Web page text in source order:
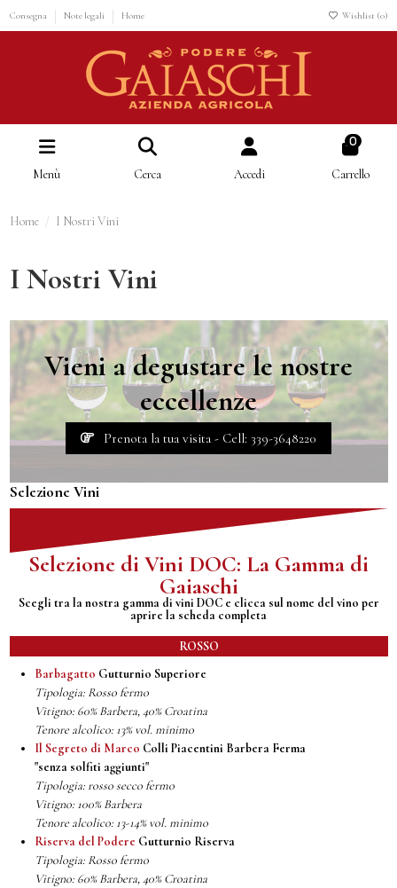
Consegna Note legali Home Wishlist (0)
Menù Cerca Accedi
0
Carrello
Home I Nostri Vini
I Nostri Vini
Vieni a degustare le nostre
eccellenze
Prenota la tua visita - Cell: 339-3648220
Selezione Vini
Selezione di Vini DOC: La Gamma di
Gaiaschi
Scegli tra la nostra gamma di vini DOC e clicca sul nome del vino per
aprire la scheda completa
ROSSO
Barbagatto Gutturnio Superiore
Tipologia: Rosso fermo
Vitigno: 60% Barbera, 40% Croatina
Tenore alcolico: 13% vol. minimo
Il Segreto di Marco Colli Piacentini Barbera Ferma
"senza solfiti aggiunti"
Tipologia: rosso secco fermo
Vitigno: 100% Barbera
Tenore alcolico: 13-14% vol. minimo
Riserva del Podere Gutturnio Riserva
Tipologia: Rosso fermo
Vitigno: 60% Barbera, 40% Croatina